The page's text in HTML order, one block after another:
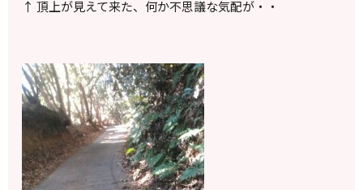
↑ 頂上が見えて来た、何か不思議な気配が・・